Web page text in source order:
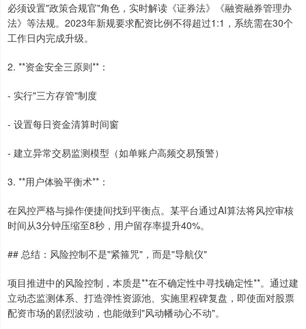
必须设置"政策合规官"角色，实时解读《证券法》《融资融券管理办
法》等法规。2023年新规要求配资比例不得超过1:1，系统需在30个
工作日内完成升级。
2. **资金安全三原则**：
- 实行"三方存管"制度
- 设置每日资金清算时间窗
- 建立异常交易监测模型（如单账户高频交易预警）
3. **用户体验平衡术**：
在风控严格与操作便捷间找到平衡点。某平台通过AI算法将风控审核
时间从3分钟压缩至8秒，用户留存率提升40%。
## 总结：风险控制不是"紧箍咒"，而是"导航仪"
项目推进中的风险控制，本质是**在不确定性中寻找确定性**。通过建
立动态监测体系、打造弹性资源池、实施里程碑复盘，即使面对股票
配资市场的剧烈波动，也能做到"风动幡动心不动"。
上证综指 3900.35 +21.92